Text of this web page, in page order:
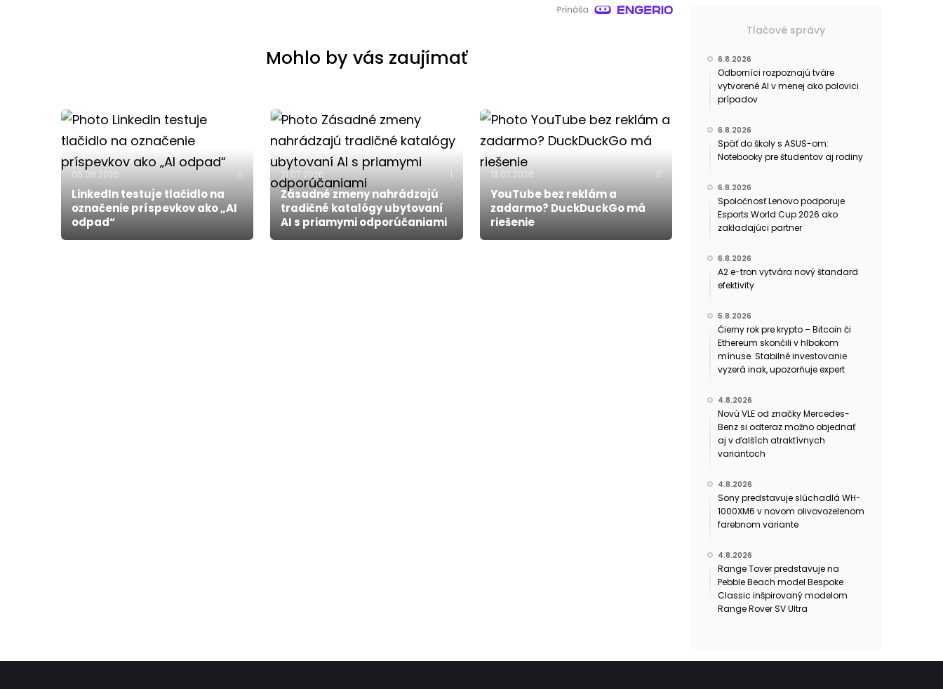
Mohlo by vás zaujímať
05.08.2026 0
LinkedIn testuje tlačidlo na
označenie príspevkov ako „AI
odpad“
21.07.2026 1
Zásadné zmeny nahrádzajú
tradičné katalógy ubytovaní
AI s priamymi odporúčaniami
13.07.2026 0
YouTube bez reklám a
zadarmo? DuckDuckGo má
riešenie
Tlačové správy
6.8.2026
Odborníci rozpoznajú tváre
vytvorené AI v menej ako polovici
prípadov
6.8.2026
Späť do školy s ASUS-om:
Notebooky pre študentov aj rodiny
6.8.2026
Spoločnosť Lenovo podporuje
Esports World Cup 2026 ako
zakladajúci partner
6.8.2026
A2 e-tron vytvára nový štandard
efektivity
5.8.2026
Čierny rok pre krypto – Bitcoin či
Ethereum skončili v hlbokom
mínuse. Stabilné investovanie
vyzerá inak, upozorňuje expert
4.8.2026
Novú VLE od značky Mercedes-
Benz si odteraz možno objednať
aj v ďalších atraktívnych
variantoch
4.8.2026
Sony predstavuje slúchadlá WH-
1000XM6 v novom olivovozelenom
farebnom variante
4.8.2026
Range Tover predstavuje na
Pebble Beach model Bespoke
Classic inšpirovaný modelom
Range Rover SV Ultra